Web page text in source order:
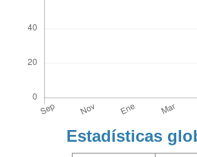
Estadísticas